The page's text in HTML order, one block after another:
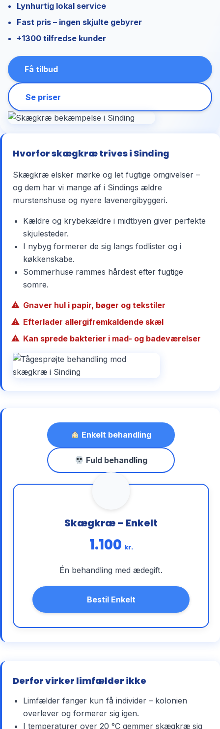
Lynhurtig lokal service
Fast pris – ingen skjulte gebyrer
+1300 tilfredse kunder
Få tilbud
Se priser
Hvorfor skægkræ trives i Sinding
Skægkræ elsker mørke og let fugtige omgivelser –
og dem har vi mange af i Sindings ældre
murstenshuse og nyere lavenergibyggeri.
Kældre og krybekældre i midtbyen giver perfekte
skjulesteder.
I nybyg formerer de sig langs fodlister og i
køkkenskabe.
Sommerhuse rammes hårdest efter fugtige
somre.
Gnaver hul i papir, bøger og tekstiler
Efterlader allergifremkaldende skæl
Kan sprede bakterier i mad- og badeværelser
Enkelt behandling
Fuld behandling
Skægkræ – Enkelt
1.100 kr.
Én behandling med ædegift.
Bestil Enkelt
Derfor virker limfælder ikke
Limfælder fanger kun få individer – kolonien
overlever og formerer sig igen.
I temperaturer over 20 °C gemmer skægkræ sig